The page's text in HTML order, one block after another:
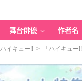
舞台俳優 作者名
ハイキュー!! > 「ハイキュー